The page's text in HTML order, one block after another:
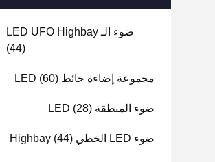
ضوء الـ LED UFO Highbay
(44)
مجموعة إضاءة حائط LED (60)
ضوء المنطقة LED (28)
ضوء LED الخطي Highbay (44)